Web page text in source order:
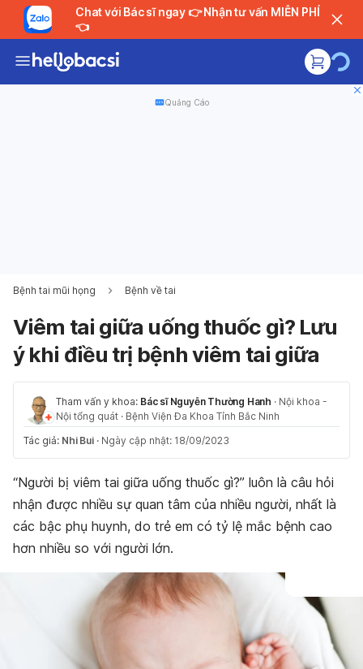
Chat với Bác sĩ ngay 👉 Nhận tư vấn MIỄN PHÍ
👈
Quảng Cáo
Bệnh tai mũi họng Bệnh về tai
Viêm tai giữa uống thuốc gì? Lưu
ý khi điều trị bệnh viêm tai giữa
Tham vấn y khoa: Bác sĩ Nguyễn Thường Hanh · Nội khoa -
Nội tổng quát · Bệnh Viện Đa Khoa Tỉnh Bắc Ninh
Tác giả: Nhi Bui · Ngày cập nhật: 18/09/2023
“Người bị viêm tai giữa uống thuốc gì?” luôn là câu hỏi
nhận được nhiều sự quan tâm của nhiều người, nhất là
các bậc phụ huynh, do trẻ em có tỷ lệ mắc bệnh cao
hơn nhiều so với người lớn.